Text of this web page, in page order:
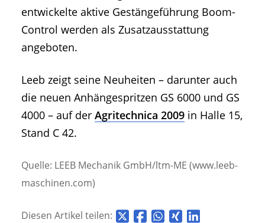
entwickelte aktive Gestängeführung Boom-
Control werden als Zusatzausstattung
angeboten.
Leeb zeigt seine Neuheiten – darunter auch
die neuen Anhängespritzen GS 6000 und GS
4000 – auf der Agritechnica 2009 in Halle 15,
Stand C 42.
Quelle: LEEB Mechanik GmbH/ltm-ME (www.leeb-
maschinen.com)
Diesen Artikel teilen: